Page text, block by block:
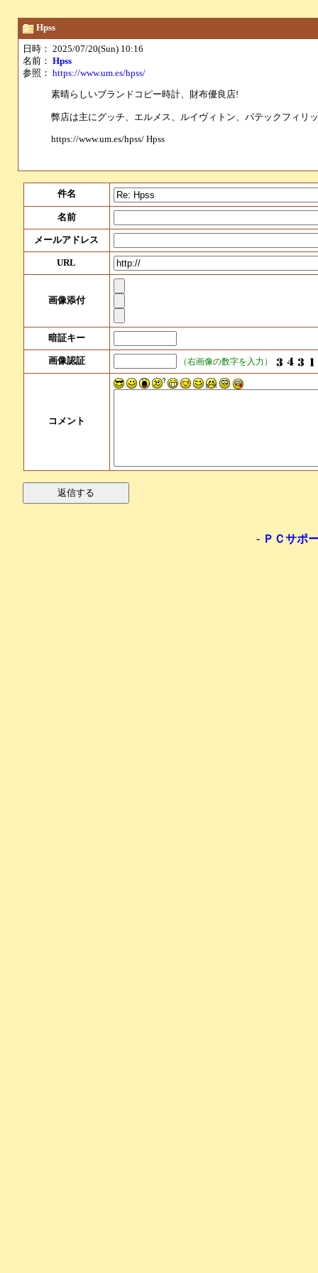
Hpss
日時： 2025/07/20(Sun) 10:16
名前：Hpss
参照：https://www.um.es/hpss/
素晴らしいブランドコピー時計、財布優良店!
弊店は主にグッチ、エルメス、ルイヴィトン、パテックフィリ
https://www.um.es/hpss/ Hpss
件名
名前
メールアドレス
URL
画像添付
暗証キー
画像認証 （右画像の数字を入力）
コメント
- ＰＣサポ